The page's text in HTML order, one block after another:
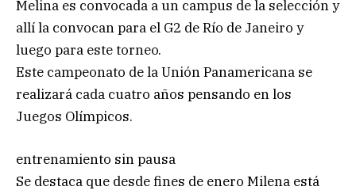
Melina es convocada a un campus de la selección y
allí la convocan para el G2 de Río de Janeiro y
luego para este torneo.
Este campeonato de la Unión Panamericana se
realizará cada cuatro años pensando en los
Juegos Olímpicos.
entrenamiento sin pausa
Se destaca que desde fines de enero Milena está